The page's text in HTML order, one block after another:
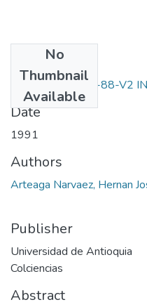
No
Thumbnail
Available
1115-05-009-88-V2
Date
1991
Authors
Arteaga Narvaez, Hernan
Publisher
Universidad de Antioquia
Colciencias
Abstract